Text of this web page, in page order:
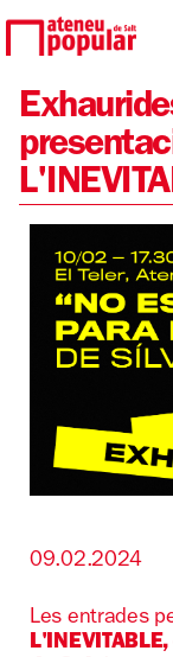
09.02.2024
Les entrades